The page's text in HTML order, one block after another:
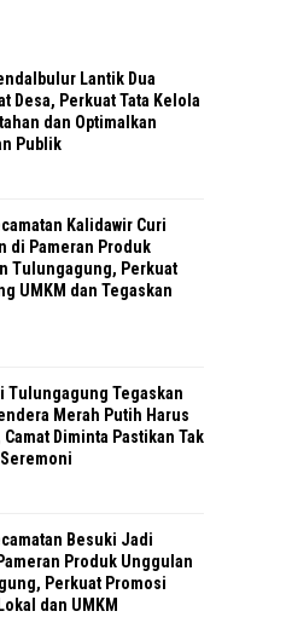
Lantik Dua
Desa, Perkuat Tata Kelola
dan Optimalkan
Publik
Kalidawir Curi
di Pameran Produk
Tulungagung, Perkuat
UMKM dan Tegaskan
Tulungagung Tegaskan
Merah Putih Harus
Camat Diminta Pastikan Tak
Besuki Jadi
Produk Unggulan
Perkuat Promosi
dan UMKM